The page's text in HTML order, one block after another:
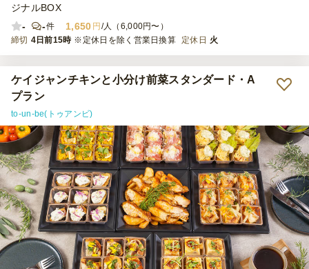
ジナルBOX
-
-件 1,650 円 /人（6,000円〜）
締切 4日前15時 ※定休日を除く営業日換算 定休日 火
ケイジャンチキンと小分け前菜スタンダード・A
プラン
to-un-be(トゥアンビ)